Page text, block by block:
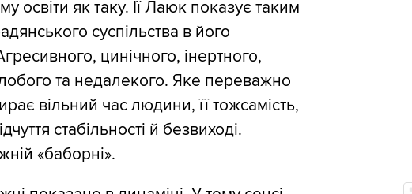
освіти як таку. Її Лаюк показує таким
суспільства в його
цинічного, інертного,
та недалекого. Яке переважно
вільний час людини, її тожсамість,
стабільності й безвиході.
«баборні».